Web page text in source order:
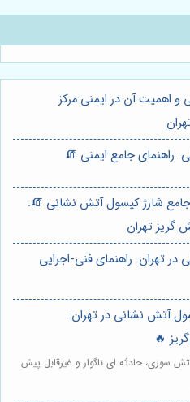
اهمیت آن در ایمنی:مرکز
راهنمای جامع ایمنی 🧯
جامع شارژ کپسول آتش نشانی 🧯:
گریز تهران
تهران: راهنمای فنی-اجرایی
آتش نشانی در تهران:
🔥
سوزی، حادثه ای ناگوار و غیرقابل پیش